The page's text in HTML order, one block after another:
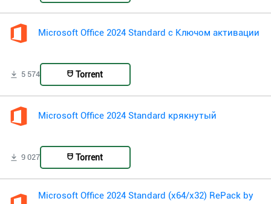
Microsoft Office 2024 Standard с Ключом активации
5 574 Torrent
Microsoft Office 2024 Standard крякнутый
9 027 Torrent
Microsoft Office 2024 Standard (x64/x32) RePack by